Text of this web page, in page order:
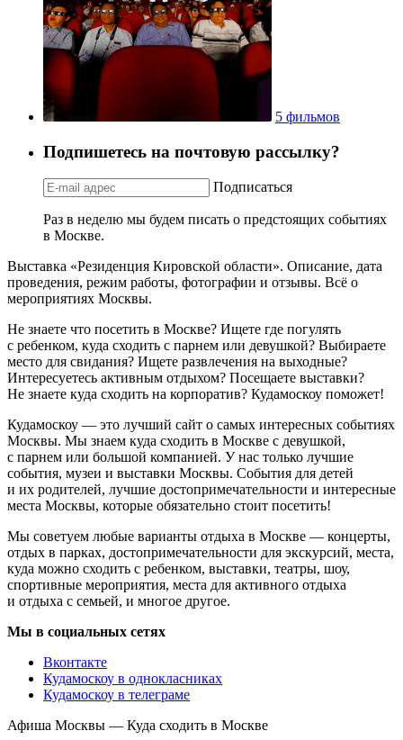
5 фильмов
Подпишетесь на почтовую рассылку?
Подписаться
Раз в неделю мы будем писать о предстоящих событиях
в Москве.
Выставка «Резиденция Кировской области». Описание, дата
проведения, режим работы, фотографии и отзывы. Всё о
мероприятиях Москвы.
Не знаете что посетить в Москве? Ищете где погулять
с ребенком, куда сходить с парнем или девушкой? Выбираете
место для свидания? Ищете развлечения на выходные?
Интересуетесь активным отдыхом? Посещаете выставки?
Не знаете куда сходить на корпоратив? Кудамоскоу поможет!
Кудамоскоу — это лучший сайт о самых интересных событиях
Москвы. Мы знаем куда сходить в Москве с девушкой,
с парнем или большой компанией. У нас только лучшие
события, музеи и выставки Москвы. События для детей
и их родителей, лучшие достопримечательности и интересные
места Москвы, которые обязательно стоит посетить!
Мы советуем любые варианты отдыха в Москве — концерты,
отдых в парках, достопримечательности для экскурсий, места,
куда можно сходить с ребенком, выставки, театры, шоу,
спортивные мероприятия, места для активного отдыха
и отдыха с семьей, и многое другое.
Мы в социальных сетях
Вконтакте
Кудамоскоу в однокласниках
Кудамоскоу в телеграме
Афиша Москвы — Куда сходить в Москве